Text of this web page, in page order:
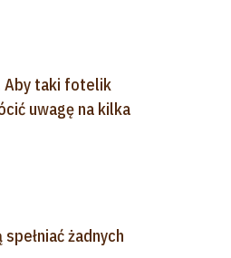
Aby taki fotelik
uwagę na kilka
żadnych